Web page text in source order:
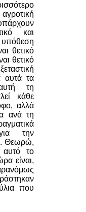
και
θετικό
θετικό
αυτά τα
τη
κάθε
αλλά
ανά τη
την
Θεωρώ,
αυτό το
είναι,
που